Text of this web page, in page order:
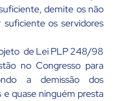
demite os não
os servidores
de Lei PLP 248/98
no Congresso para
a demissão dos
e quase ninguém presta